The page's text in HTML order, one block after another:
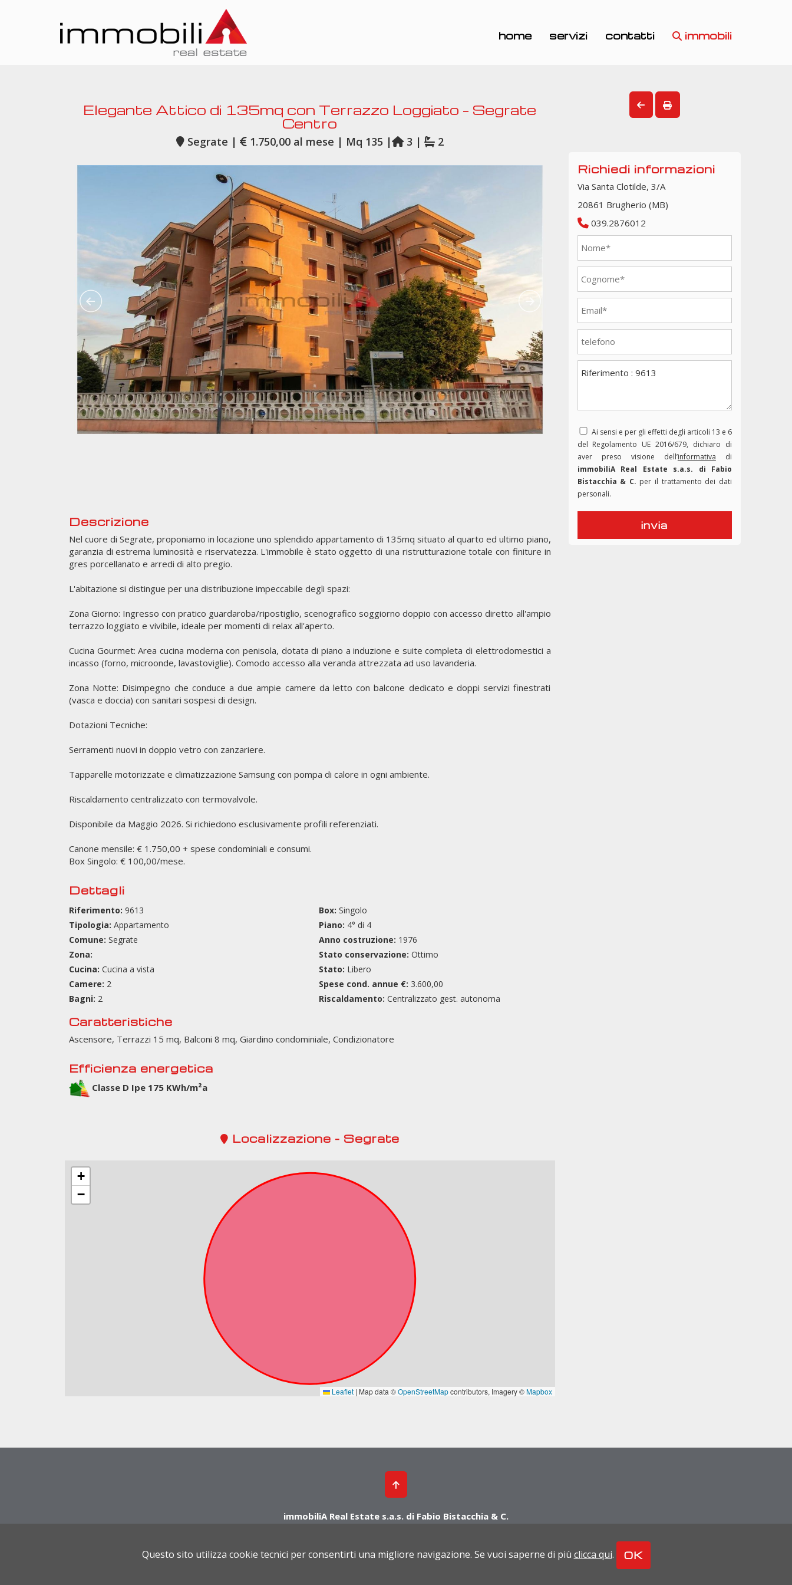
Questo sito utilizza cookie tecnici per consentirti una migliore navigazione. Se vuoi saperne di più clicca qui. OK
home servizi contatti immobili
Elegante Attico di 135mq con Terrazzo Loggiato – Segrate
Centro
Segrate | 1.750,00 al mese | Mq 135 | 3 | 2
Descrizione
Nel cuore di Segrate, proponiamo in locazione uno splendido appartamento di 135mq situato al quarto ed ultimo piano,
garanzia di estrema luminosità e riservatezza. L'immobile è stato oggetto di una ristrutturazione totale con finiture in
gres porcellanato e arredi di alto pregio.
L'abitazione si distingue per una distribuzione impeccabile degli spazi:
Zona Giorno: Ingresso con pratico guardaroba/ripostiglio, scenografico soggiorno doppio con accesso diretto all'ampio
terrazzo loggiato e vivibile, ideale per momenti di relax all'aperto.
Cucina Gourmet: Area cucina moderna con penisola, dotata di piano a induzione e suite completa di elettrodomestici a
incasso (forno, microonde, lavastoviglie). Comodo accesso alla veranda attrezzata ad uso lavanderia.
Zona Notte: Disimpegno che conduce a due ampie camere da letto con balcone dedicato e doppi servizi finestrati
(vasca e doccia) con sanitari sospesi di design.
Dotazioni Tecniche:
Serramenti nuovi in doppio vetro con zanzariere.
Tapparelle motorizzate e climatizzazione Samsung con pompa di calore in ogni ambiente.
Riscaldamento centralizzato con termovalvole.
Disponibile da Maggio 2026. Si richiedono esclusivamente profili referenziati.
Canone mensile: € 1.750,00 + spese condominiali e consumi.
Box Singolo: € 100,00/mese.
Dettagli
Riferimento: 9613
Tipologia: Appartamento
Comune: Segrate
Zona:
Cucina: Cucina a vista
Camere: 2
Bagni: 2
Box: Singolo
Piano: 4° di 4
Anno costruzione: 1976
Stato conservazione: Ottimo
Stato: Libero
Spese cond. annue €: 3.600,00
Riscaldamento: Centralizzato gest. autonoma
Caratteristiche
Ascensore, Terrazzi 15 mq, Balconi 8 mq, Giardino condominiale, Condizionatore
Efficienza energetica
Classe D Ipe 175 KWh/m²a
Localizzazione - Segrate
Richiedi informazioni
Via Santa Clotilde, 3/A
20861 Brugherio (MB)
039.2876012
Ai sensi e per gli effetti degli articoli 13 e 6
del Regolamento UE 2016/679, dichiaro di
aver preso visione dell’informativa di
immobiliA Real Estate s.a.s. di Fabio
Bistacchia & C. per il trattamento dei dati
personali.
immobiliA Real Estate s.a.s. di Fabio Bistacchia & C.
P.Iva 02956220962 | Rea MI 1609292 |Privacy|Cookies Policy|Powered by Cometa Immobiliare